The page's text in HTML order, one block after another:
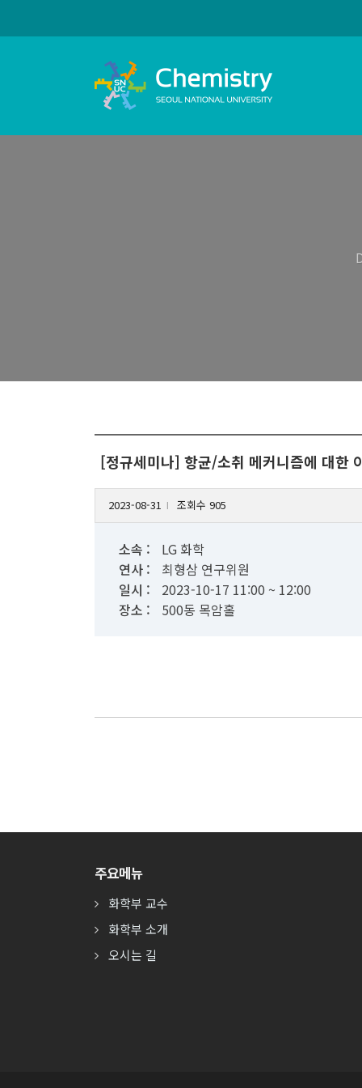
[정규세미나] 항균/소취 메커니즘에 대한
2023-08-31 조회수 905
소속 :
LG 화학
연사 :
최형삼 연구위원
일시 :
2023-10-17 11:00 ~ 12:00
장소 :
500동 목암홀
주요메뉴
화학부 교수
화학부 소개
오시는 길